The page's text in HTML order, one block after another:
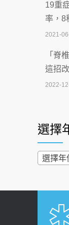
一手
2026-
2026-
4連霸
西園
民眾
2026-06-
健康
19重
率，8
2021-
「脊
這招
2022-
2022-
過量
「落
展運
選擇
選擇年